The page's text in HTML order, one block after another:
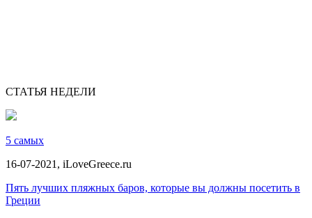
СТАТЬЯ НЕДЕЛИ
5 самых
16-07-2021, iLoveGreece.ru
Пять лучших пляжных баров, которые вы должны посетить в
Греции